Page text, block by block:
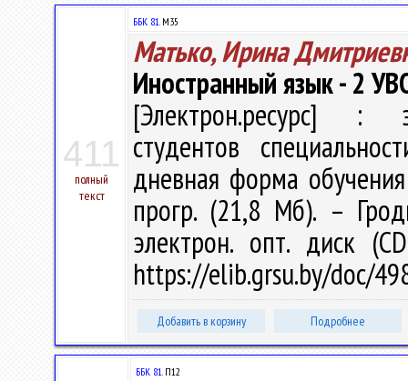
411
полный
текст
ББК 81.М35
Матько, Ирина
Иностранный язык - 2
[Электрон.ресурс] :
студентов
дневная форма
прогр. (21,8 Мб). –
электрон. опт. диск
https://elib.grsu.by/doc/
Добавить в корзину Подробнее
ББК 81.П12